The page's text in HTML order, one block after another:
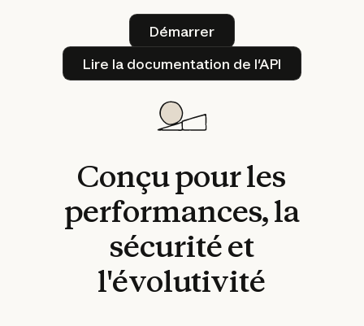
Démarrer
Démarrer
Lire la documentation de l'API
Lire la documentation de
Conçupourles
performances,la
sécuritéet
l'évolutivité